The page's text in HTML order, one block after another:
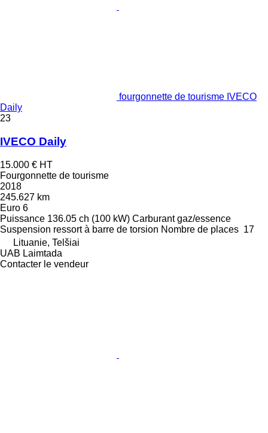
fourgonnette de tourisme IVECO
Daily
23
IVECO Daily
15.000 € HT
Fourgonnette de tourisme
2018
245.627 km
Euro 6
Puissance 136.05 ch (100 kW) Carburant gaz/essence
Suspension ressort à barre de torsion Nombre de places 17
Lituanie, Telšiai
UAB Laimtada
Contacter le vendeur